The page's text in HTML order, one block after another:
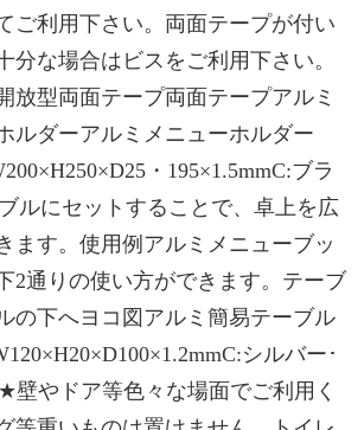
ご利用下さい。両面テープが付い
分な場合はビスをご利用下さい。
放型両面テープ両面テープアルミ
ルダーアルミメニューホルダー
・195×1.5mmC:ブラ
ルにセットすることで、卓上を広
ます。使用例アルミメニューブッ
2通りの使い方ができます。テーブ
の下へヨコ図アルミ簡易テーブル
シルバー･
壁やドア等色々な場面でご利用く